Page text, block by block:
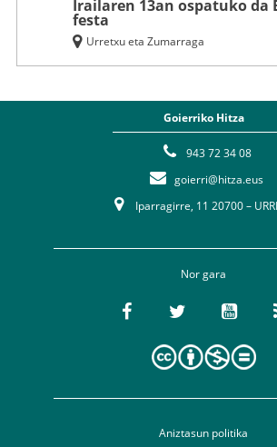
Irailaren 13an ospatuko da
festa
Urretxu eta Zumarraga
Goierriko Hitza
943 72 34 08
goierri@hitza.eus
Iparragirre, 11 20700 –
Nor gara
Aniztasun politika